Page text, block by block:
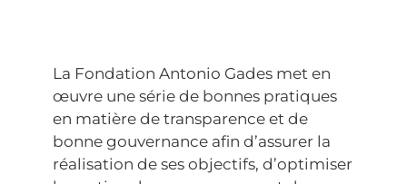
La Fondation Antonio Gades met en
œuvre une série de bonnes pratiques
en matière de transparence et de
bonne gouvernance afin d’assurer la
réalisation de ses objectifs, d’optimiser